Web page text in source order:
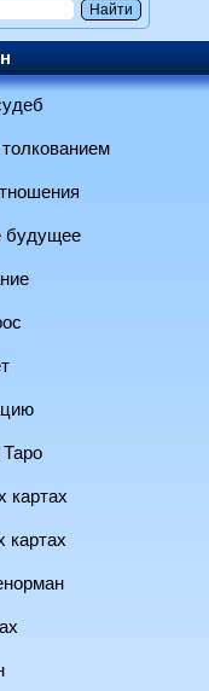
будущее
Таро
картах
картах